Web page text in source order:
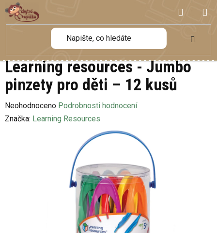
Přejít
na
obsah
KOŠÍK
Learning resources - Jumbo
pinzety pro děti – 12 kusů
Průměrné
hodnocení
Neohodnoceno Podrobnosti hodnocení
Značka: Learning Resources